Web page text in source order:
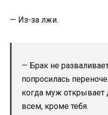
— Из-за лжи.
— Брак не
попросилась
когда муж открывает
всем, кроме тебя.